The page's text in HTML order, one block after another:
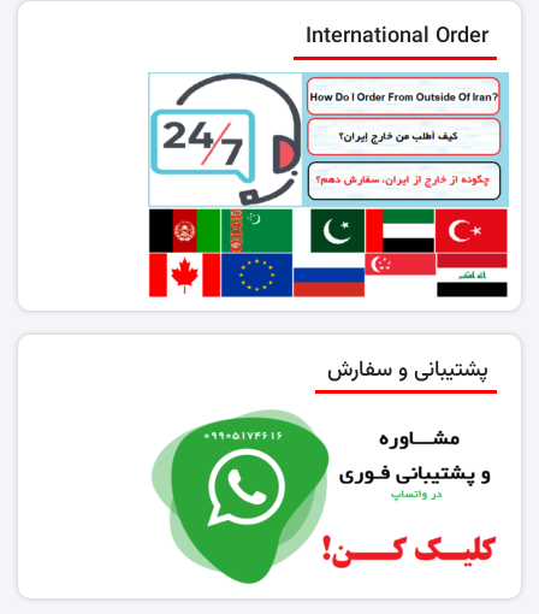
International Order
پشتیبانی و سفارش